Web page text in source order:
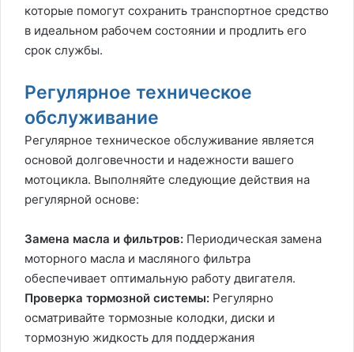
которые помогут сохранить транспортное средство
в идеальном рабочем состоянии и продлить его
срок службы.
Регулярное техническое
обслуживание
Регулярное техническое обслуживание является
основой долговечности и надежности вашего
мотоцикла. Выполняйте следующие действия на
регулярной основе:
Замена масла и фильтров: Периодическая замена
моторного масла и масляного фильтра
обеспечивает оптимальную работу двигателя.
Проверка тормозной системы: Регулярно
осматривайте тормозные колодки, диски и
тормозную жидкость для поддержания